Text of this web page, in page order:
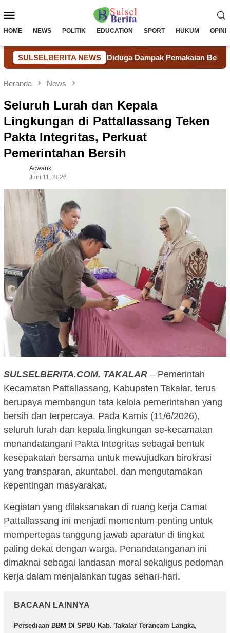
ke
Mobile
HOME NEWS POLITIK EDUCATION SPORT HUKUM OPINI
SULSELBERITA NEWS
Langka, Diduga Dampak Pemakaian Berlebihan
Beranda News
Seluruh Lurah dan Kepala
Lingkungan di Pattallassang Teken
Pakta Integritas, Perkuat
Pemerintahan Bersih
Acwank
Juni 11, 2026
SULSELBERITA.COM. TAKALAR – Pemerintah
Kecamatan Pattallassang, Kabupaten Takalar, terus
berupaya membangun tata kelola pemerintahan yang
bersih dan terpercaya. Pada Kamis (11/6/2026),
seluruh lurah dan kepala lingkungan se-kecamatan
menandatangani Pakta Integritas sebagai bentuk
kesepakatan bersama untuk mewujudkan birokrasi
yang transparan, akuntabel, dan mengutamakan
kepentingan masyarakat.
Kegiatan yang dilaksanakan di ruang kerja Camat
Pattallassang ini menjadi momentum penting untuk
mempertegas tanggung jawab aparatur di tingkat
paling dekat dengan warga. Penandatanganan ini
dimaknai sebagai landasan moral sekaligus pedoman
kerja dalam menjalankan tugas sehari-hari.
BACAAN LAINNYA
Persediaan BBM DI SPBU Kab. Takalar Terancam Langka,